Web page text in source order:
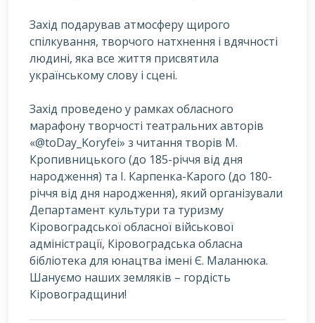
Захід подарував атмосферу щирого
спілкування, творчого натхнення і вдячності
людині, яка все життя присвятила
українському слову і сцені.
Захід проведено у рамках обласного
марафону творчості театральних авторів
«@toDay_Koryfei» з читання творів М.
Кропивницького (до 185-річчя від дня
народження) та І. Карпенка-Карого (до 180-
річчя від дня народження), який організували
Департамент культури та туризму
Кіровоградської обласної військової
адміністрації, Кіровоградська обласна
бібліотека для юнацтва імені Є. Маланюка.
Шануємо наших земляків – гордість
Кіровоградщини!